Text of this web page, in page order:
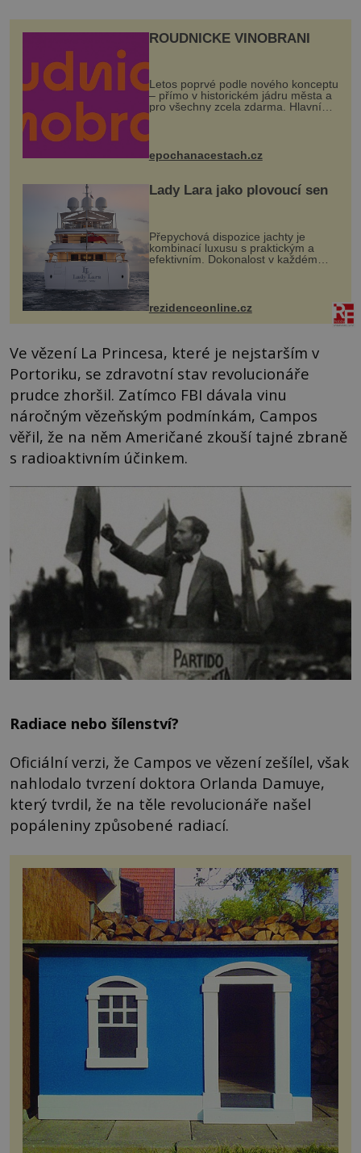
ROUDNICKÉ VINOBRANÍ
Letos poprvé podle nového konceptu
– přímo v historickém jádru města a
pro všechny zcela zdarma. Hlavní
program se odehraje na Karlově a
mohou těšit na víno, burčák, pes...
epochanacestach.cz
Lady Lara jako plovoucí sen
Přepychová dispozice jachty je
kombinací luxusu s praktickým a
efektivním. Dokonalost v každém
detailu představuje značka Fendi
Casa, kterou byly vybaveny její
paluby. Monacký přístav nabízí
každoročn...
rezidenceonline.cz
Ve vězení La Princesa, které je nejstarším v
Portoriku, se zdravotní stav revolucionáře
prudce zhoršil. Zatímco FBI dávala vinu
náročným vězeňským podmínkám, Campos
věřil, že na něm Američané zkouší tajné zbraně
s radioaktivním účinkem.
Radiace nebo šílenství?
Oficiální verzi, že Campos ve vězení zešílel, však
nahlodalo tvrzení doktora Orlanda Damuye,
který tvrdil, že na těle revolucionáře našel
popáleniny způsobené radiací.